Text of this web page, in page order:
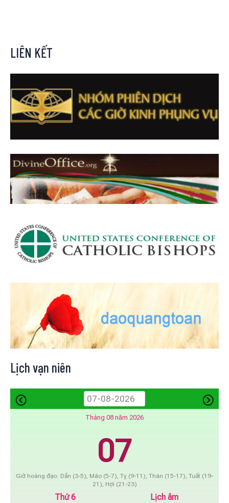
LIÊN KẾT
Lịch vạn niên
Tháng 08 năm 2026
07
Giờ hoàng đạo: Dần (3-5), Mão (5-7), Tỵ (9-11), Thân (15-17), Tuất (19-
21), Hợi (21-23)
Thứ 6 Lịch âm